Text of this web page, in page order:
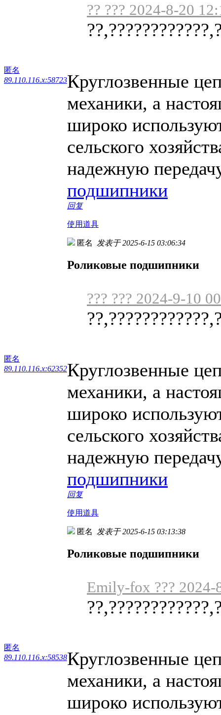
匿名
89.110.116.x:58723
?? ??? 2024-8-20
Круглозвенные
механики, а
широко
сельского
надежную
подшипники
回复
使用道具
匿名
89.110.116.x:62352
匿名 发表于 2025-6-15 03:06:34
Роликовые подшипники
??? ??? 2024-9-10
Круглозвенные
механики, а
широко
сельского
надежную
подшипники
回复
使用道具
匿名
89.110.116.x:58538
匿名 发表于 2025-6-15 03:13:38
Роликовые подшипники
Emily-fox ??? 2024-
Круглозвенные
механики, а
широко